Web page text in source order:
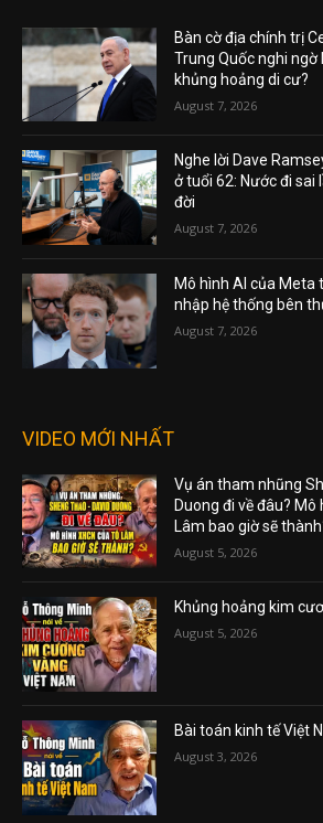
Bàn cờ địa chính trị
Trung Quốc nghi
khủng hoảng di cư?
August 7, 2026
Nghe lời Dave
ở tuổi 62: Nước đi sai
đời
August 7, 2026
Mô hình AI của Meta
nhập hệ thống bên
August 7, 2026
VIDEO MỚI NHẤT
Vụ án tham nhũng
Duong đi về đâu? Mô
Lâm bao giờ sẽ
August 5, 2026
Khủng hoảng kim
August 5, 2026
Bài toán kinh tế Việt
August 3, 2026